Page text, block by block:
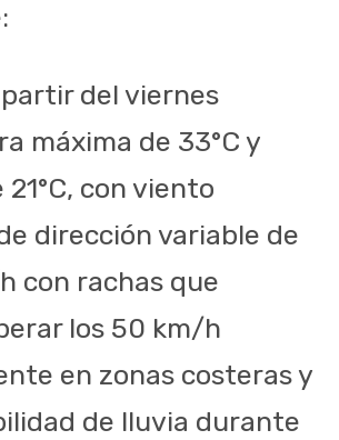
del viernes
máxima de 33°C y
con viento
dirección variable de
con rachas que
los 50 km/h
en zonas costeras y
de lluvia durante